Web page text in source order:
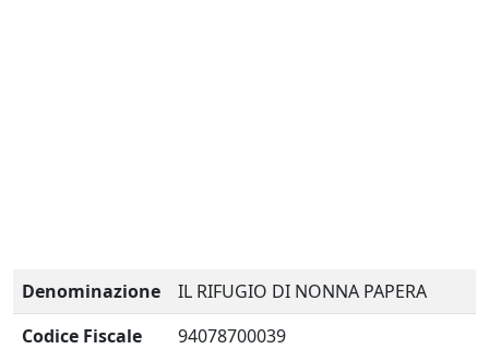
Denominazione
IL RIFUGIO DI NONNA PAPERA
Codice Fiscale
94078700039